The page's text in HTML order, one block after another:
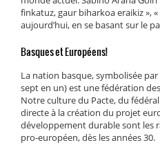
finkatuz, gaur biharkoa eraikiz »,
aujourd’hui, en se basant sur le
Basques et Européens!
La nation basque, symbolisée
sept en un) est une fédération
Notre culture du Pacte, du
directe à la création du projet
développement durable sont les
pro-européen, dès les années 30.